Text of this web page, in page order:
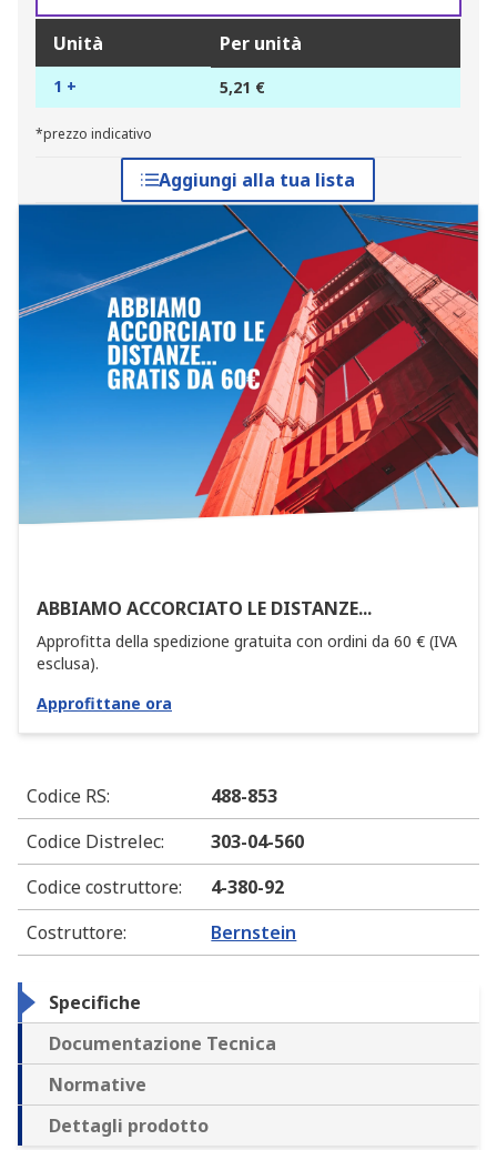
Unità Per unità
1 + 5,21 €
*prezzo indicativo
Aggiungi alla tua lista
ABBIAMO ACCORCIATO LE DISTANZE...
Approfitta della spedizione gratuita con ordini da 60 € (IVA
esclusa).
Approfittane ora
Codice RS:
488-853
Codice Distrelec:
303-04-560
Codice costruttore:
4-380-92
Costruttore: Bernstein
Specifiche
Documentazione Tecnica
Normative
Dettagli prodotto